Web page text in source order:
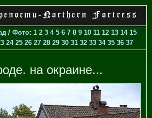
/ Фото: 1 2 3 4 5 6 7 8 9 10 11 12 13 14 15
24 25 26 27 28 29 30 31 32 33 34 35 36 37
на окраине...